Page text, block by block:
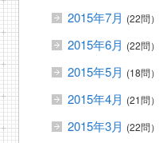
2015年7月 (22問）
2015年6月 (22問）
2015年5月 (18問）
2015年4月 (21問）
2015年3月 (22問）